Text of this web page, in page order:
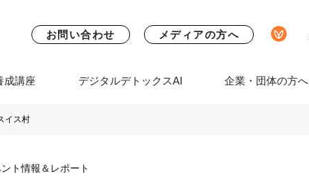
お問い合わせ メディアの方へ
成講座 デジタルデトックスAI 企業・団体の方へ
イス村
ト情報＆レポート